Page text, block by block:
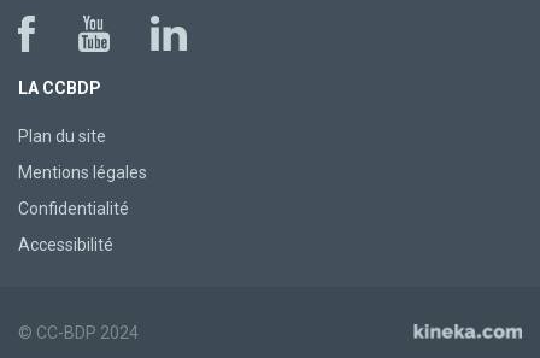
LA CCBDP
Plan du site
Mentions légales
Confidentialité
Accessibilité
© CC-BDP 2024